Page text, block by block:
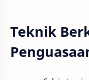
Teknik